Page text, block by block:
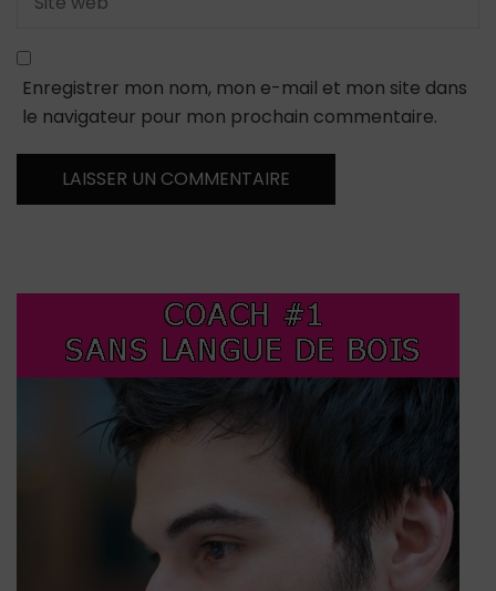
Enregistrer mon nom, mon e-mail et mon site dans
le navigateur pour mon prochain commentaire.